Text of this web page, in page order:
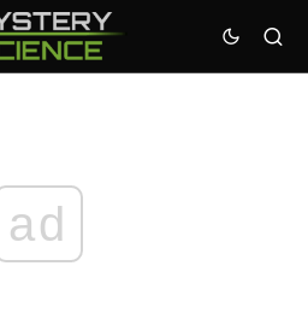
ad